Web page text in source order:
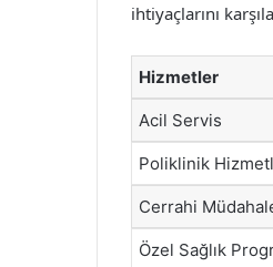
ihtiyaçlarını
Hizmetler
Acil Servis
Poliklinik
Cerrahi
Özel Sağlık